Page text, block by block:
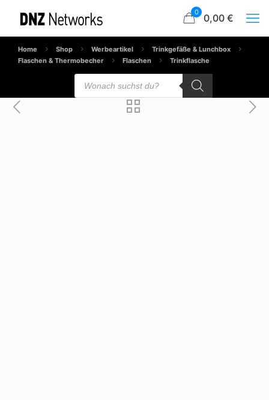
0 0,00 €
Home Shop Werbeartikel
Trinkgefäße & Lunchbox
Flaschen & Thermobecher
Flaschen Trinkflasche
Products
search